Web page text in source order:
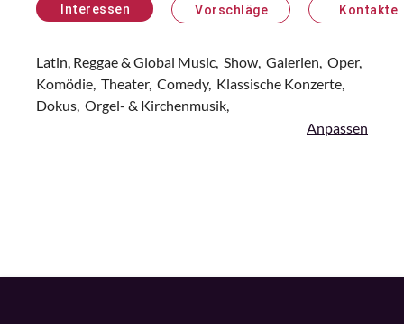
Interessen Vorschläge Kontakte
Latin, Reggae & Global Music, Show, Galerien, Oper,
Komödie, Theater, Comedy, Klassische Konzerte,
Dokus, Orgel- & Kirchenmusik,
Anpassen